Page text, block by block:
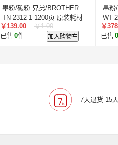
墨粉/碳粉 兄弟/BROTHER
TN-2312 1 1200页 原装耗材
黑色
￥139.00
￥1.00
已售 0件 加入购物车
墨粉
WT-
黑色
￥
已售 0
7天退货 15